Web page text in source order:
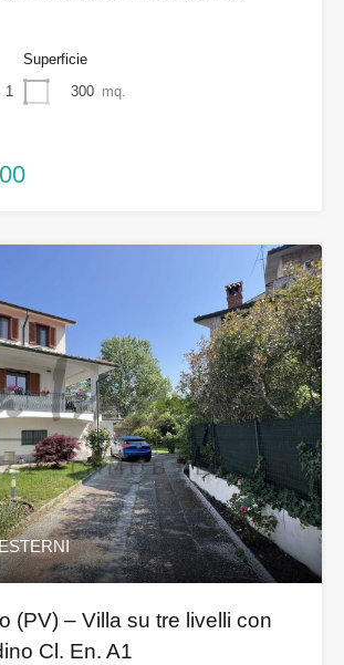
1
Superficie
300 mq.
(PV) – Villa su tre livelli con
Cl. En. A1